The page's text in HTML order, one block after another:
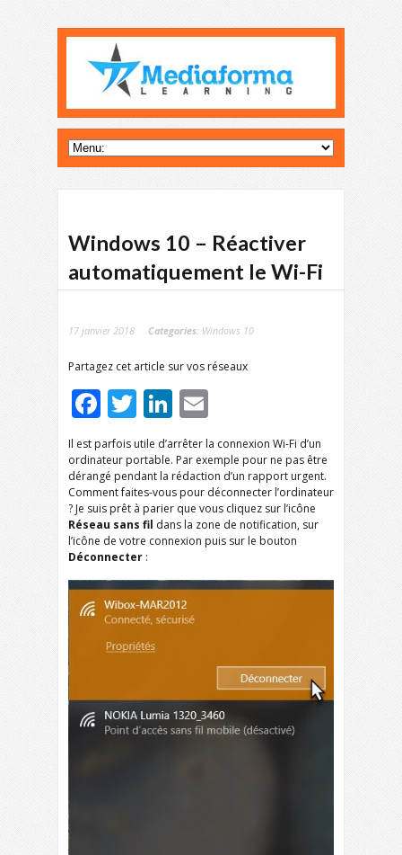
Windows 10 – Réactiver
automatiquement le Wi-Fi
17 janvier 2018 Categories: Windows 10
Partagez cet article sur vos réseaux
Facebook
TwitterLinkedIn
Il est parfois utile d’arrêter la connexion Wi-Fi d’un
ordinateur portable. Par exemple pour ne pas être
dérangé pendant la rédaction d’un rapport urgent.
Comment faites-vous pour déconnecter l’ordinateur
? Je suis prêt à parier que vous cliquez sur l’icône
Réseau sans fil dans la zone de notification, sur
l’icône de votre connexion puis sur le bouton
Déconnecter :